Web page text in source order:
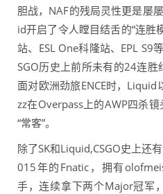
胆战，NAF的残局灵性更是屡
id开启了令人瞠目结舌的“连胜
站、ESL One科隆站、EPL S9
SGO历史上前所未有的24连胜
面对欧洲劲旅ENCE时，
zz在Overpass上的AWP四杀
“常客”。
除了SK和Liquid,CSGO史上还
015年的Fnatic，拥有
手，连续拿下两个Major冠军